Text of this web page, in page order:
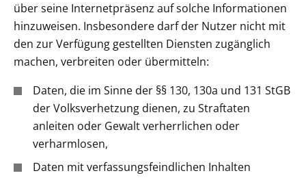
über seine Internetpräsenz auf solche Informationen
hinzuweisen. Insbesondere darf der Nutzer nicht mit
den zur Verfügung gestellten Diensten zugänglich
machen, verbreiten oder übermitteln:
Daten, die im Sinne der §§ 130, 130a und 131 StGB
der Volksverhetzung dienen, zu Straftaten
anleiten oder Gewalt verherrlichen oder
verharmlosen,
Daten mit verfassungsfeindlichen Inhalten